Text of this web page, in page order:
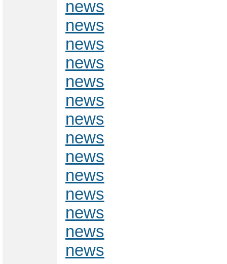
news
news
news
news
news
news
news
news
news
news
news
news
news
news